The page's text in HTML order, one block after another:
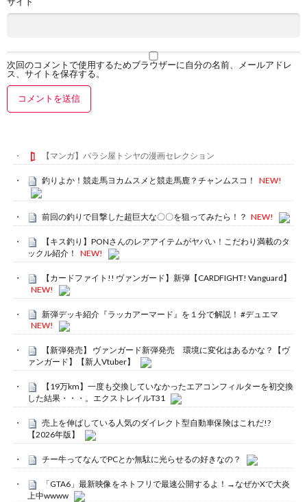
次回のコメントで使用するためブラウザーに自分の名前、メールアドレ
ス、サイトを保存する。
【マンガ】バラシ屋トシヤの漫画セレクション
釣りよか！競走馬ヨカムスメと競走馬鹿？チャンムスコ！ NEW!
前回の釣りで目撃した超巨大な〇〇を狙ってみたら！？ NEW!
【キス釣り】PONさんのレアアイテムがヤバい！こだわり満載のタ
ックル紹介！
NEW!
【カードファイト!! ヴァンガード】新弾【CARDFIGHT! Vanguard】
NEW!
新弾デッキ紹介『ラッカアーマード』を１分で解説！ #デュエマ
NEW!
【新弾発売】 ヴァンガード新弾発売 環境に変化はあるかな？【ヴ
ァンガード】【新人Vtuber】
【19万km】一度も交換していなかったエアコンフィルターを初交換
した結果・・・。エクストレイルT31
売上を伸ばしている人気のダイレクト型自動車保険はこれだ!?
【2026年版】
チー牛ってなんでPCとか無駄に光らせるの好きなの？
「GTA6」最新映像をネトフリで最速公開するよ！→なぜかXで大炎
上中wwww